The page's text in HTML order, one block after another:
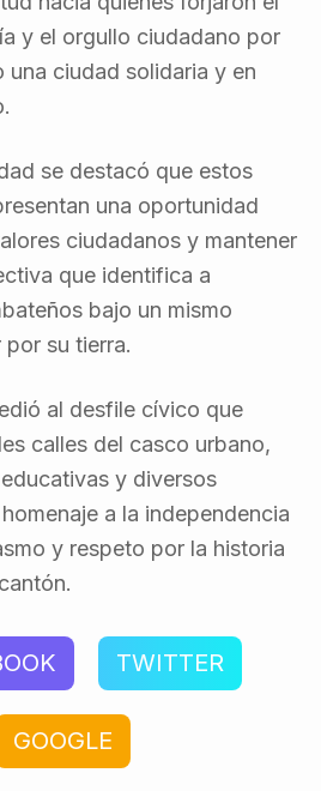
y el orgullo ciudadano por
una ciudad solidaria y en
se destacó que estos
una oportunidad
ciudadanos y mantener
que identifica a
bajo un mismo
su tierra.
al desfile cívico que
calles del casco urbano,
y diversos
a la independencia
y respeto por la historia
TWITTER
GOOGLE